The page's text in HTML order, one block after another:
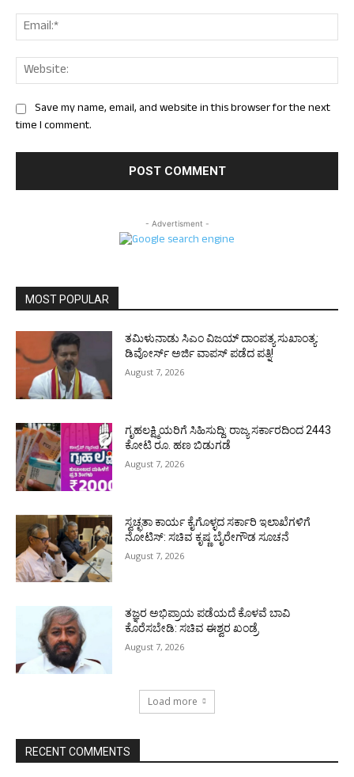
Save my name, email, and website in this browser for the next
time I comment.
- Advertisment -
MOST POPULAR
ತಮಿಳುನಾಡು ಸಿಎಂ ವಿಜಯ್‌ ದಾಂಪತ್ಯ ಸುಖಾಂತ್ಯ:
ಡಿವೋರ್ಸ್‌ ಅರ್ಜಿ ವಾಪಸ್‌ ಪಡೆದ ಪತ್ನಿ!
August 7, 2026
ಗೃಹಲಕ್ಷ್ಮಿಯರಿಗೆ ಸಿಹಿಸುದ್ದಿ: ರಾಜ್ಯ ಸರ್ಕಾರದಿಂದ 2443
ಕೋಟಿ ರೂ. ಹಣ ಬಿಡುಗಡೆ
August 7, 2026
ಸ್ವಚ್ಛತಾ ಕಾರ್ಯ ಕೈಗೊಳ್ಳದ ಸರ್ಕಾರಿ ಇಲಾಖೆಗಳಿಗೆ
ನೋಟಿಸ್: ಸಚಿವ ಕೃಷ್ಣ ಬೈರೇಗೌಡ ಸೂಚನೆ
August 7, 2026
ತಜ್ಞರ ಅಭಿಪ್ರಾಯ ಪಡೆಯದೆ ಕೊಳವೆ ಬಾವಿ
ಕೊರೆಸಬೇಡಿ: ಸಚಿವ ಈಶ್ವರ ಖಂಡ್ರೆ
August 7, 2026
Load more
RECENT COMMENTS